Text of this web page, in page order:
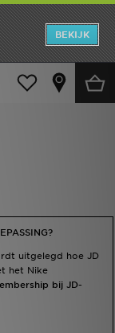
BEKIJK
uitgelegd hoe JD
het Nike
bij JD-